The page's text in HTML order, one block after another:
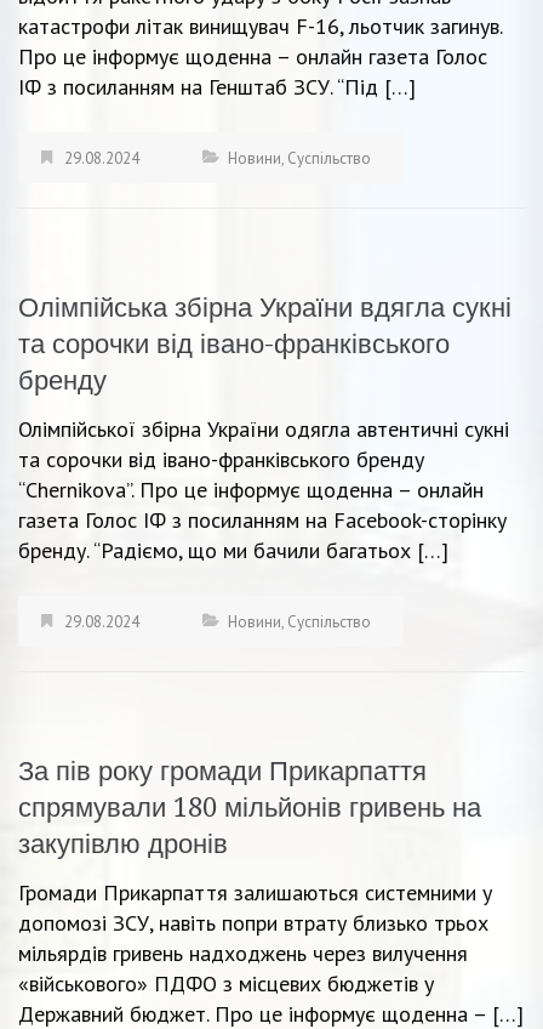
катастрофи літак винищувач F-16, льотчик загинув.
Про це інформує щоденна – онлайн газета Голос
ІФ з посиланням на Генштаб ЗСУ. “Під […]
29.08.2024 Новини, Суспільство
Олімпійська збірна України вдягла сукні
та сорочки від івано-франківського
бренду
Олімпійської збірна України одягла автентичні сукні
та сорочки від івано-франківського бренду
“Chernikova”. Про це інформує щоденна – онлайн
газета Голос ІФ з посиланням на Facebook-сторінку
бренду. “Радіємо, що ми бачили багатьох […]
29.08.2024 Новини, Суспільство
За пів року громади Прикарпаття
спрямували 180 мільйонів гривень на
закупівлю дронів
Громади Прикарпаття залишаються системними у
допомозі ЗСУ, навіть попри втрату близько трьох
мільярдів гривень надходжень через вилучення
«військового» ПДФО з місцевих бюджетів у
Державний бюджет. Про це інформує щоденна – […]